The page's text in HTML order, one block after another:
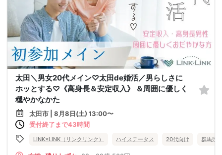
太田＼男女20代メイン♡太田de婚活／男らしさに
ホッとする♡《高身長＆安定収入》 ＆周囲に優しく
穏やかなかた
太田市 | 8月8日(土) 13:00〜
受付終了まで43時間
LINK×LINK（リンクリンク） ハイステータス 20代向け 群馬県